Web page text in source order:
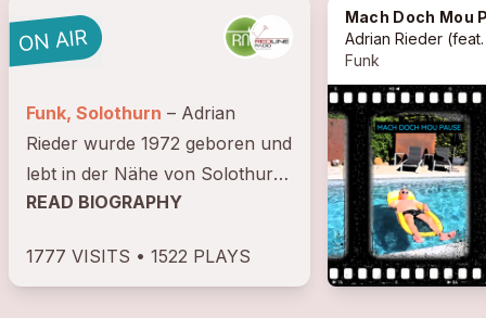
Funk, Solothurn
Rieder wurde 1972 geboren und
lebt in der Nähe von Solothurn.
Musik prägte schon immer sein
Bass (mit seiner Band Shortcut
READ BIOGRAPHY
1777 VISITS • 1522 PLAYS
Mach Doch Mou
Adrian Rieder(feat. Marc Frei
Funk